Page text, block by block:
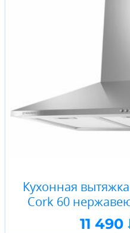
Кухонная
Cork 60
11 490